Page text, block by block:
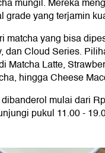
grade yang terjamin
matcha yang bisa
dan Cloud Series.
Matcha Latte,
hingga Cheese
mulai dari
pukul 11.00 -